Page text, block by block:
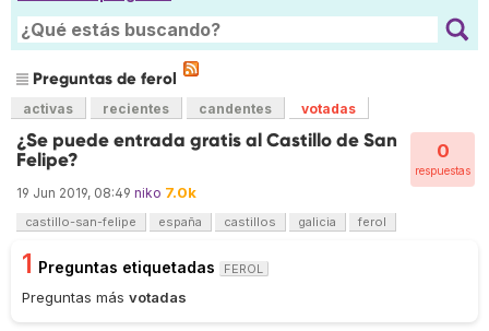
Preguntas de ferol
activas recientes candentes votadas
0
respuestas
¿Se puede entrada gratis al Castillo de San
Felipe?
19 Jun 2019, 08:49 niko 7.0k
castillo-san-felipe españa castillos galicia ferol
1 Preguntas etiquetadas FEROL
Preguntas más votadas